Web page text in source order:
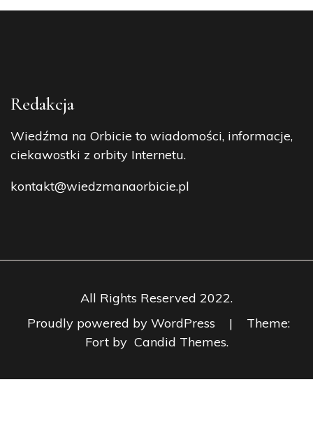
Wiedźma na Orbicie to wiadomości, informacje,
ciekawostki z orbity Internetu.
kontakt@wiedzmanaorbicie.pl
Proudly powered by WordPress
|
Fort by Candid Themes